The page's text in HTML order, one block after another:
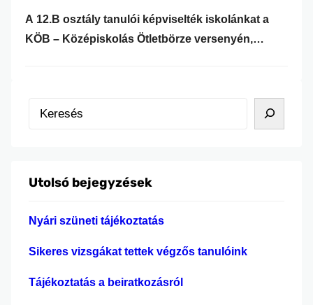
A 12.B osztály tanulói képviselték iskolánkat a
KÖB – Középiskolás Ötletbörze versenyén,
szóló verseny, amely lehetőséget ad a diákoknak
arra, hogy kreatív ötleteiket, problémamegoldó
vevő tanulóink hasznos tapasztalatokat
betekintést nyerhettek…
s
Utolsó bejegyzések
Nyári szüneti tájékoztatás
Sikeres vizsgákat tettek végzős tanulóink
Tájékoztatás a beiratkozásról